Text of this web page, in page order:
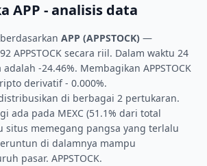
APP - analisis data
APP (APPSTOCK) —
APPSTOCK secara riil. Dalam waktu 24
-24.46%. Membagikan APPSTOCK
derivatif - 0.000%.
di berbagai 2 pertukaran.
ada pada MEXC (51.1% dari total
situs memegang pangsa yang terlalu
di dalamnya mampu
pasar. APPSTOCK.